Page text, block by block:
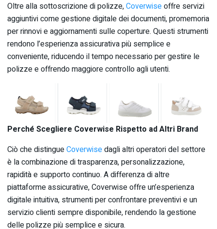
Oltre alla sottoscrizione di polizze,Coverwiseoffre servizi
aggiuntivi come gestione digitale dei documenti, promemoria
per rinnovi e aggiornamenti sulle coperture. Questi strumenti
rendono l’esperienza assicurativa più semplice e
conveniente, riducendo il tempo necessario per gestire le
polizze e offrendo maggiore controllo agli utenti.
Perché Scegliere Coverwise Rispetto ad Altri Brand
Ciò che distingueCoverwisedagli altri operatori del settore
è la combinazione di trasparenza, personalizzazione,
rapidità e supporto continuo. A differenza di altre
piattaforme assicurative, Coverwise offre un’esperienza
digitale intuitiva, strumenti per confrontare preventivi e un
servizio clienti sempre disponibile, rendendo la gestione
delle polizze più semplice e sicura.